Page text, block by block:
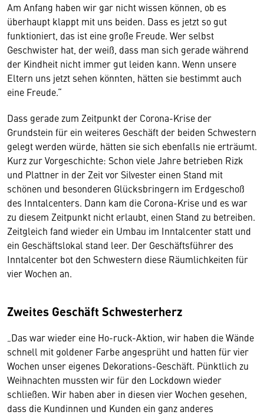
Am Anfang haben wir gar nicht wissen können, ob es
überhaupt klappt mit uns beiden. Dass es jetzt so gut
funktioniert, das ist eine große Freude. Wer selbst
Geschwister hat, der weiß, dass man sich gerade während
der Kindheit nicht immer gut leiden kann. Wenn unsere
Eltern uns jetzt sehen könnten, hätten sie bestimmt auch
eine Freude.“
Dass gerade zum Zeitpunkt der Corona-Krise der
Grundstein für ein weiteres Geschäft der beiden Schwestern
gelegt werden würde, hätten sie sich ebenfalls nie erträumt.
Kurz zur Vorgeschichte: Schon viele Jahre betrieben Rizk
und Plattner in der Zeit vor Silvester einen Stand mit
schönen und besonderen Glücksbringern im Erdgeschoß
des Inntalcenters. Dann kam die Corona-Krise und es war
zu diesem Zeitpunkt nicht erlaubt, einen Stand zu betreiben.
Zeitgleich fand wieder ein Umbau im Inntalcenter statt und
ein Geschäftslokal stand leer. Der Geschäftsführer des
Inntalcenter bot den Schwestern diese Räumlichkeiten für
vier Wochen an.
Zweites Geschäft Schwesterherz
„Das war wieder eine Ho-ruck-Aktion, wir haben die Wände
schnell mit goldener Farbe angesprüht und hatten für vier
Wochen unser eigenes Dekorations-Geschäft. Pünktlich zu
Weihnachten mussten wir für den Lockdown wieder
schließen. Wir haben aber in diesen vier Wochen gesehen,
dass die Kundinnen und Kunden ein ganz anderes